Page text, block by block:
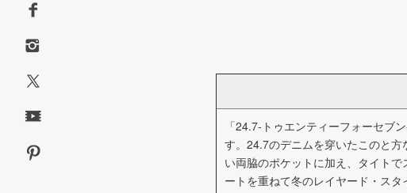
「24.7-トゥエンティーフォーセブ
す。24.7のデニムを穿いたこのと
い両脇のポケットに加え、タイト
ートを重ねて冬のレイヤード・ス